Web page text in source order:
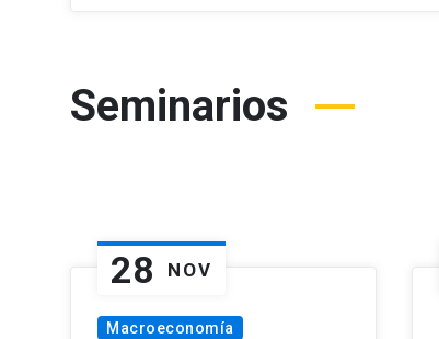
Seminarios
28 NOV
Macroeconomía